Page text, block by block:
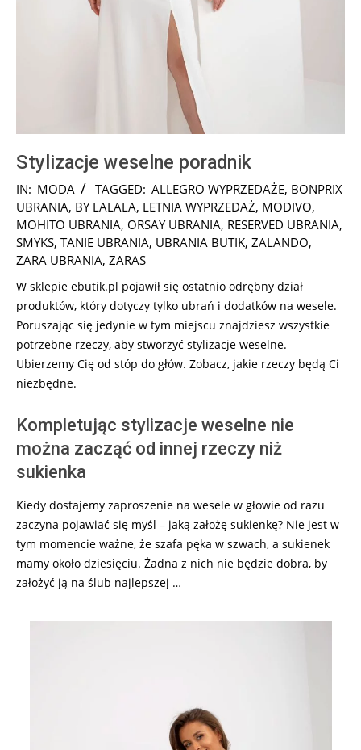
Stylizacje weselne poradnik
2024-
12-
13
IN: MODA TAGGED: ALLEGRO WYPRZEDAŻE, BONPRIX
UBRANIA, BY LALALA, LETNIA WYPRZEDAŻ, MODIVO,
MOHITO UBRANIA, ORSAY UBRANIA, RESERVED UBRANIA,
SMYKS, TANIE UBRANIA, UBRANIA BUTIK, ZALANDO,
ZARA UBRANIA, ZARAS
W sklepie ebutik.pl pojawił się ostatnio odrębny dział
produktów, który dotyczy tylko ubrań i dodatków na wesele.
Poruszając się jedynie w tym miejscu znajdziesz wszystkie
potrzebne rzeczy, aby stworzyć stylizacje weselne.
Ubierzemy Cię od stóp do głów. Zobacz, jakie rzeczy będą Ci
niezbędne.
Kompletując stylizacje weselne nie
można zacząć od innej rzeczy niż
sukienka
Kiedy dostajemy zaproszenie na wesele w głowie od razu
zaczyna pojawiać się myśl – jaką założę sukienkę? Nie jest w
tym momencie ważne, że szafa pęka w szwach, a sukienek
mamy około dziesięciu. Żadna z nich nie będzie dobra, by
założyć ją na ślub najlepszej …